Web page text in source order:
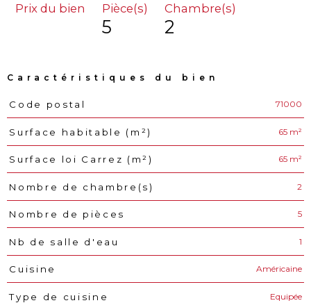
Prix du bien Pièce(s)
5
Chambre(s)
2
Caractéristiques du bien
Caractéristiques
Code postal 71000
Surface habitable (m²) 65 m²
Surface loi Carrez (m²) 65 m²
Nombre de chambre(s) 2
Nombre de pièces 5
Nb de salle d'eau 1
Cuisine Américaine
Type de cuisine Equipée